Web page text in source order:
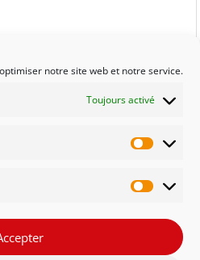
notre site web et notre service.
Toujours activé